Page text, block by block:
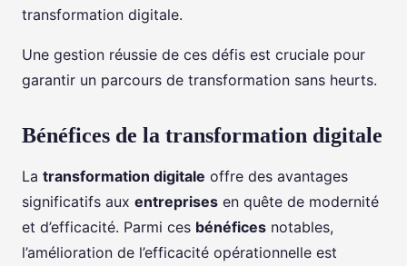
transformation digitale.
Une gestion réussie de ces défis est cruciale pour
garantir un parcours de transformation sans heurts.
Bénéfices de la transformation digitale
La transformation digitale offre des avantages
significatifs aux entreprises en quête de modernité
et d’efficacité. Parmi ces bénéfices notables,
l’amélioration de l’efficacité opérationnelle est